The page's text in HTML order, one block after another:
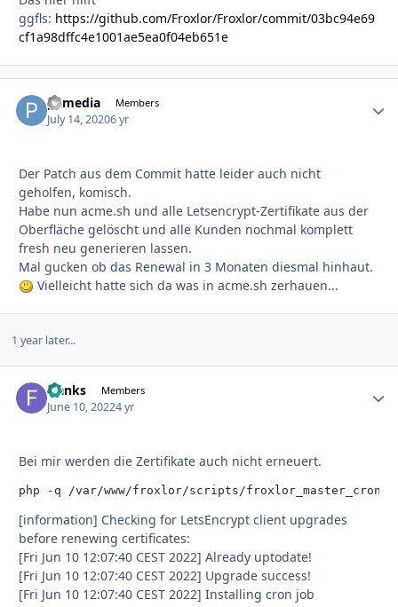
ggfls: https://github.com/Froxlor/Froxlor/commit/03bc94e69
cf1a98dffc4e1001ae5ea0f04eb651e
pxmedia Members
July 14, 20206 yr
Der Patch aus dem Commit hatte leider auch nicht
geholfen, komisch.
Habe nun acme.sh und alle Letsencrypt-Zertifikate aus der
Oberfläche gelöscht und alle Kunden nochmal komplett
fresh neu generieren lassen.
Mal gucken ob das Renewal in 3 Monaten diesmal hinhaut.
Vielleicht hatte sich da was in acme.sh zerhauen...
1 year later...
franks Members
June 10, 20224 yr
Bei mir werden die Zertifikate auch nicht erneuert.
php -q /var/www/froxlor/scripts/
[information] Checking for LetsEncrypt client upgrades
before renewing certificates:
[Fri Jun 10 12:07:40 CEST 2022] Already uptodate!
[Fri Jun 10 12:07:40 CEST 2022] Upgrade success!
[Fri Jun 10 12:07:40 CEST 2022] Installing cron job